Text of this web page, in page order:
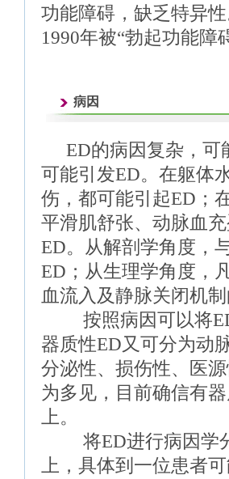
功能障碍，缺乏特异
1990年被“勃起功能障
病因
ED的病因复杂，可
可能引发ED。在躯体
伤，都可能引起ED；
平滑肌舒张、动脉血
ED。从解剖学角度，
ED；从生理学角度，
血流入及静脉关闭机
按照病因可以将ED
器质性ED又可分为动
分泌性、损伤性、医
为多见，目前确信有
上。
将ED进行病因学分
上，具体到一位患者